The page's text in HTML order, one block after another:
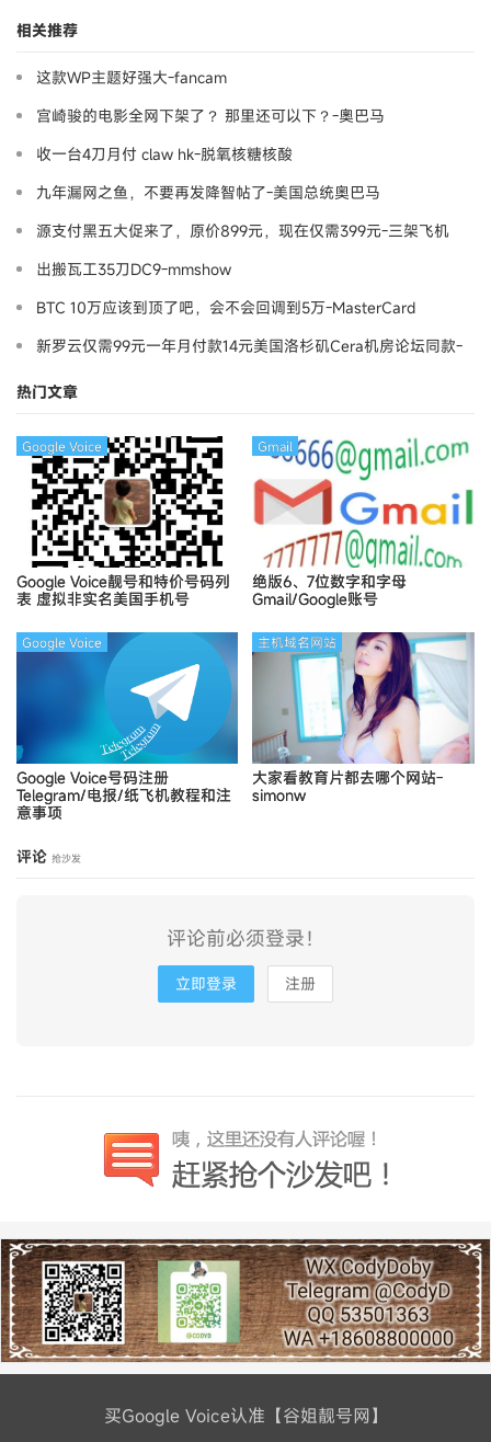
相关推荐
这款WP主题好强大-fancam
宫崎骏的电影全网下架了？ 那里还可以下？-奧巴马
收一台4刀月付 claw hk-脱氧核糖核酸
九年漏网之鱼，不要再发降智帖了-美国总统奥巴马
源支付黑五大促来了，原价899元，现在仅需399元-三架飞机
出搬瓦工35刀DC9-mmshow
BTC 10万应该到顶了吧，会不会回调到5万-MasterCard
新罗云仅需99元一年月付款14元美国洛杉矶Cera机房论坛同款-
热门文章
Google Voice靓号和特价号码列
表 虚拟非实名美国手机号
Google Voice
绝版6、7位数字和字母
Gmail/Google账号
Gmail
Google Voice号码注册
Telegram/电报/纸飞机教程和注
意事项
Google Voice
大家看教育片都去哪个网站-
simonw
主机域名网站
评论 抢沙发
评论前必须登录！
立即登录 注册
买Google Voice认准【谷姐靓号网】